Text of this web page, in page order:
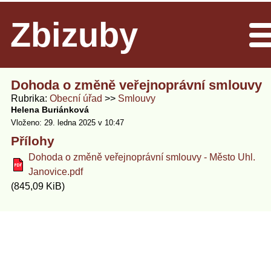
Zbizuby
Dohoda o změně veřejnoprávní smlouvy
Rubrika Obecní úřad Smlouvy
Helena Buriánková
Vloženo: 29. ledna 2025 v 10:47
Přílohy
Dohoda o změně veřejnoprávní smlouvy - Město Uhl.
Janovice.pdf
(845,09 KiB)